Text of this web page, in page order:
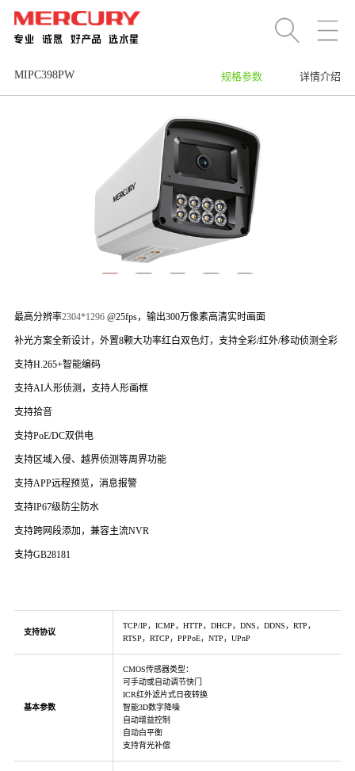
MIPC398PW 规格参数 详情介绍
最高分辨率2304*1296@25fps，输出300万像素高清实时画面
补光方案全新设计，外置8颗大功率红白双色灯，支持全彩/红外/移动侦测全彩
支持H.265+智能编码
支持AI人形侦测，支持人形画框
支持拾音
支持PoE/DC双供电
支持区域入侵、越界侦测等周界功能
支持APP远程预览，消息报警
支持IP67级防尘防水
支持跨网段添加，兼容主流NVR
支持GB28181
支持协议
TCP/IP，ICMP，HTTP，DHCP，DNS，DDNS，RTP，
RTSP，RTCP，PPPoE，NTP，UPnP
基本参数
CMOS传感器类型：
可手动或自动调节快门
ICR红外滤片式日夜转换
智能3D数字降噪
自动增益控制
自动白平衡
支持背光补偿